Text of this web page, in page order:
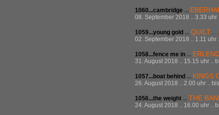
1060...cambridge ...
08. September 2018 .. 3.33
1059...young gold ... QUILT ..
02. September 2018 .. 1.11
1058...fence me in ...
31. August 2018 .. 15.15 uhr ..
1057...boat behind ... KINGS
26. August 2018 .. 2.00 uhr ..
1056...the weight ... THE
24. August 2018 .. 16.00 uhr ..